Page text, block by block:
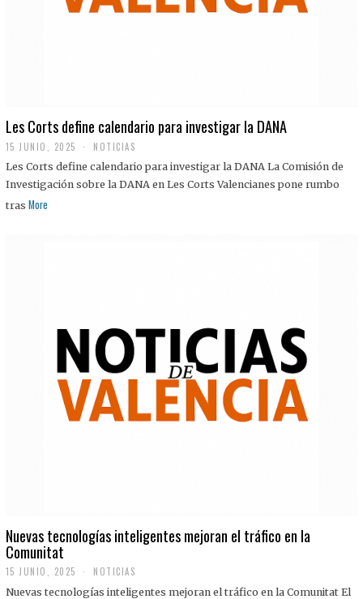
Les Corts define calendario para investigar la DANA
15 JUNIO, 2025 NOTICIAS
Les Corts define calendario para investigar la DANA La Comisión de
Investigación sobre la DANA en Les Corts Valencianes pone rumbo
tras More
Nuevas tecnologías inteligentes mejoran el tráfico en la
Comunitat
15 JUNIO, 2025 NOTICIAS
Nuevas tecnologías inteligentes mejoran el tráfico en la Comunitat El